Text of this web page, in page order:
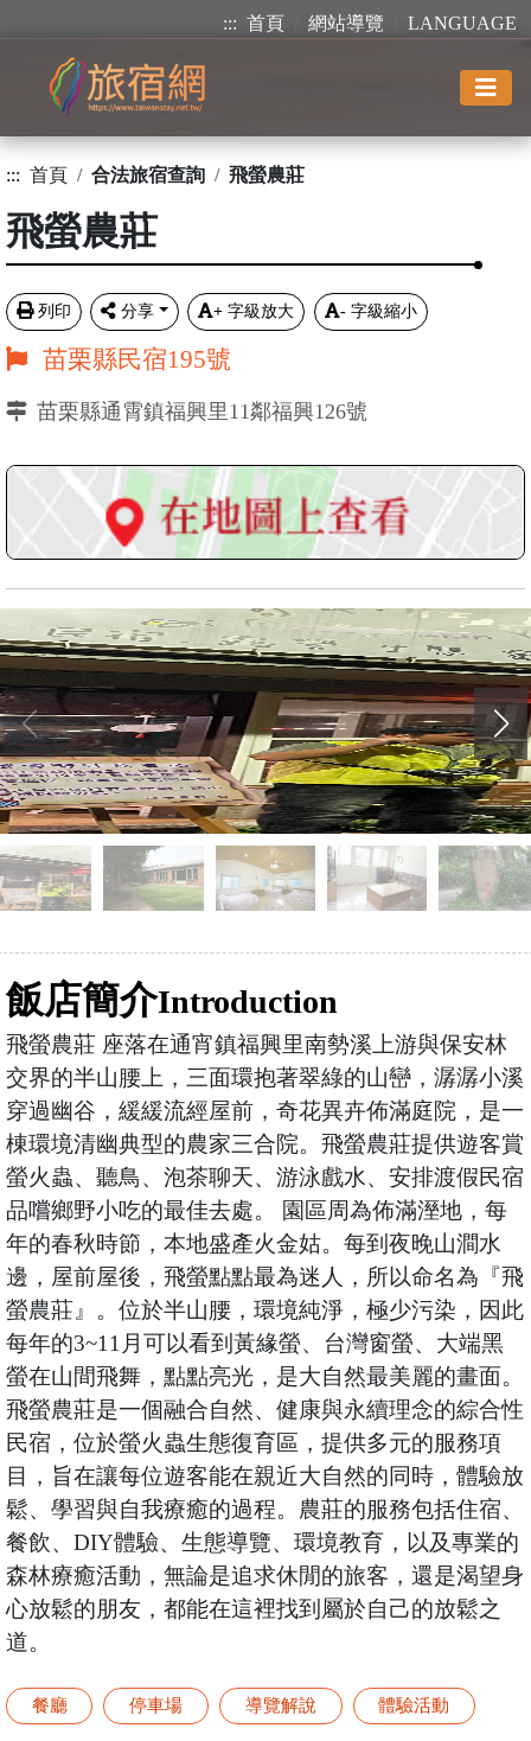
::: 首頁 網站導覽 LANGUAGE
::: 首頁 合法旅宿查詢 飛螢農莊
飛螢農莊
列印 分享 + 字級放大 - 字級縮小
苗栗縣民宿195號
苗栗縣通霄鎮福興里11鄰福興126號
飯店簡介Introduction
飛螢農莊 座落在通宵鎮福興里南勢溪上游與保安林
交界的半山腰上，三面環抱著翠綠的山巒，潺潺小溪
穿過幽谷，緩緩流經屋前，奇花異卉佈滿庭院，是一
棟環境清幽典型的農家三合院。飛螢農莊提供遊客賞
螢火蟲、聽鳥、泡茶聊天、游泳戲水、安排渡假民宿
品嚐鄉野小吃的最佳去處。 園區周為佈滿溼地，每
年的春秋時節，本地盛產火金姑。每到夜晚山澗水
邊，屋前屋後，飛螢點點最為迷人，所以命名為『飛
螢農莊』。位於半山腰，環境純淨，極少污染，因此
每年的3~11月可以看到黃緣螢、台灣窗螢、大端黑
螢在山間飛舞，點點亮光，是大自然最美麗的畫面。
飛螢農莊是一個融合自然、健康與永續理念的綜合性
民宿，位於螢火蟲生態復育區，提供多元的服務項
目，旨在讓每位遊客能在親近大自然的同時，體驗放
鬆、學習與自我療癒的過程。農莊的服務包括住宿、
餐飲、DIY體驗、生態導覽、環境教育，以及專業的
森林療癒活動，無論是追求休閒的旅客，還是渴望身
心放鬆的朋友，都能在這裡找到屬於自己的放鬆之
道。
餐廳 停車場 導覽解說 體驗活動